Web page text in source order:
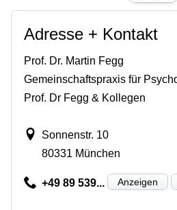
Adresse + Kontakt
Prof. Dr. Martin Fegg
Gemeinschaftspraxis für
Prof. Dr Fegg & Kollegen
Sonnenstr. 10
80331 München
+49 89 539... Anzeigen